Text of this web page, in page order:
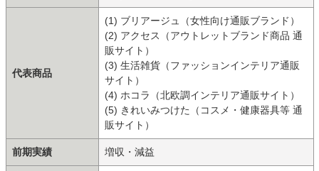
代表商品
(1) ブリアージュ（女性向け通販ブランド）
(2) アクセス（アウトレットブランド商品 通
販サイト）
(3) 生活雑貨（ファッションインテリア通販
サイト）
(4) ホコラ（北欧調インテリア通販サイト）
(5) きれいみつけた（コスメ・健康器具等 通
販サイト）
前期実績 増収・減益